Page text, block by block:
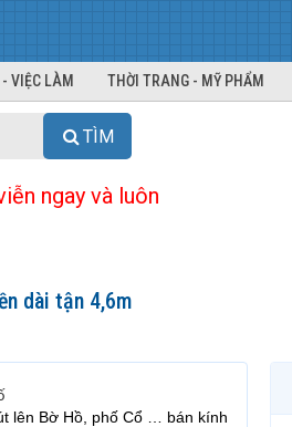
VIỆC LÀM THỜI TRANG - MỸ PHẨM
TÌM
ngay và luôn
dài tận 4,6m
lên Bờ Hồ, phố Cổ … bán kính